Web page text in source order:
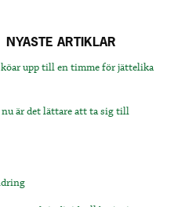
NYASTE ARTIKLAR
upp till en timme för jättelika
nu är det lättare att ta sig till